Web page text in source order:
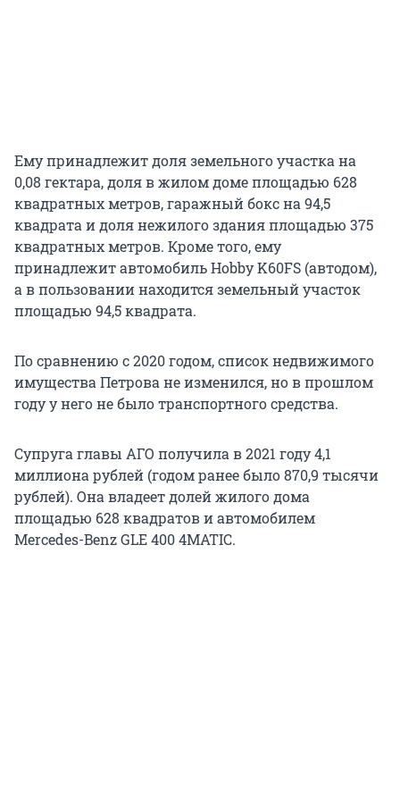
Ему принадлежит доля земельного участка на
0,08 гектара, доля в жилом доме площадью 628
квадратных метров, гаражный бокс на 94,5
квадрата и доля нежилого здания площадью 375
квадратных метров. Кроме того, ему
принадлежит автомобиль Hobby K60FS (автодом),
а в пользовании находится земельный участок
площадью 94,5 квадрата.
По сравнению с 2020 годом, список недвижимого
имущества Петрова не изменился, но в прошлом
году у него не было транспортного средства.
Супруга главы АГО получила в 2021 году 4,1
миллиона рублей (годом ранее было 870,9 тысячи
рублей). Она владеет долей жилого дома
площадью 628 квадратов и автомобилем
Mercedes-Benz GLE 400 4MATIC.